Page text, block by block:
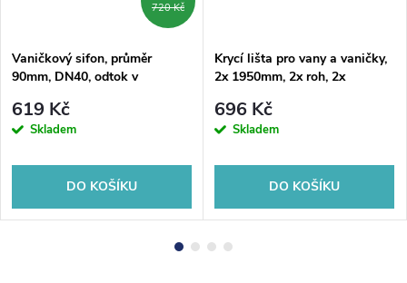
720 Kč
Vaničkový sifon, průměr
90mm, DN40, odtok v
619 Kč
Skladem
DO KOŠÍKU
Krycí lišta pro vany a vaničky,
2x 1950mm, 2x roh, 2x
696 Kč
Skladem
DO KOŠÍKU